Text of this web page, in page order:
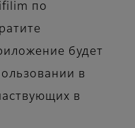
по
будет
в
в